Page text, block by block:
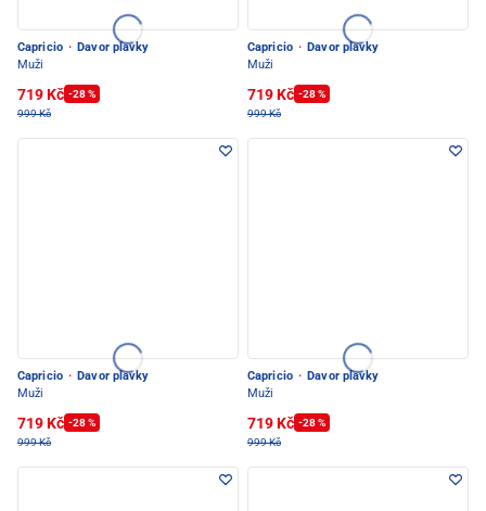
Capricio · Davor plavky
Muži
719 Kč -28 %
999 Kč
Capricio · Davor plavky
Muži
719 Kč -28 %
999 Kč
Capricio · Davor plavky
Muži
719 Kč -28 %
999 Kč
Capricio · Davor plavky
Muži
719 Kč -28 %
999 Kč